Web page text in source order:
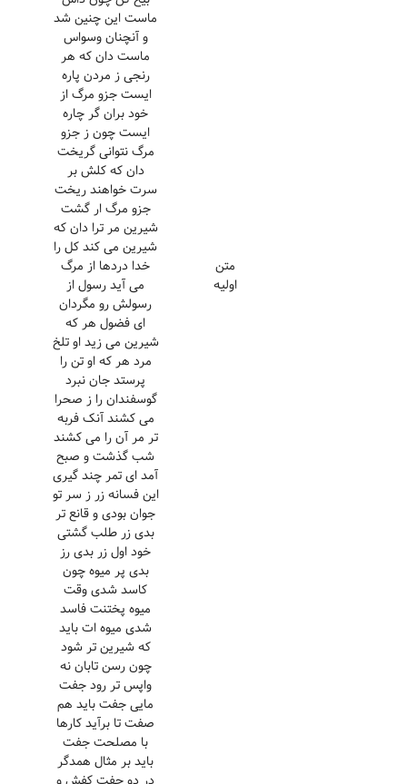
متن
اولیه
ماست این چنین شد
و آنچنان وسواس
ماست دان که هر
رنجی ز مردن پاره
ایست جزو مرگ از
خود بران گر چاره
ایست چون ز جزو
مرگ نتوانی گریخت
دان که کلش بر
سرت خواهند ریخت
جزو مرگ ار گشت
شیرین مر ترا دان که
شیرین می کند کل را
خدا دردها از مرگ
می آید رسول از
رسولش رو مگردان
ای فضول هر که
شیرین می زید او تلخ
مرد هر که او تن را
پرستد جان نبرد
گوسفندان را ز صحرا
می کشند آنک فربه
تر مر آن را می کشند
شب گذشت و صبح
آمد ای تمر چند گیری
این فسانه زر ز سر تو
جوان بودی و قانع تر
بدی زر طلب گشتی
خود اول زر بدی رز
بدی پر میوه چون
کاسد شدی وقت
میوه پختنت فاسد
شدی میوه ات باید
که شیرین تر شود
چون رسن تابان نه
واپس تر رود جفت
مایی جفت باید هم
صفت تا برآید کارها
با مصلحت جفت
باید بر مثال همدگر